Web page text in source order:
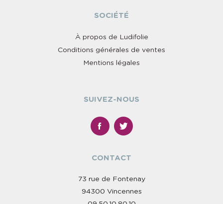
SOCIÉTÉ
À propos de Ludifolie
Conditions générales de ventes
Mentions légales
SUIVEZ-NOUS
CONTACT
73 rue de Fontenay
94300 Vincennes